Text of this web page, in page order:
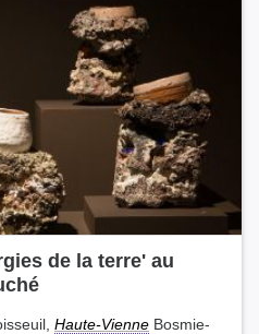
de la terre' au
Haute-Vienne Bosmie-